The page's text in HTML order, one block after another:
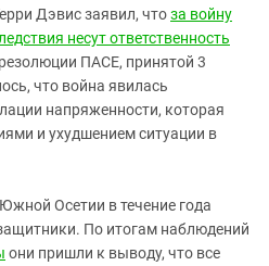
Дэвис заявил, чтоза войну
несут ответственность
ПАСЕ, принятой 3
что война явилась
напряженности, которая
и ухудшением ситуации в
Осетии в течение года
По итогам наблюдений
они пришли к выводу, что все